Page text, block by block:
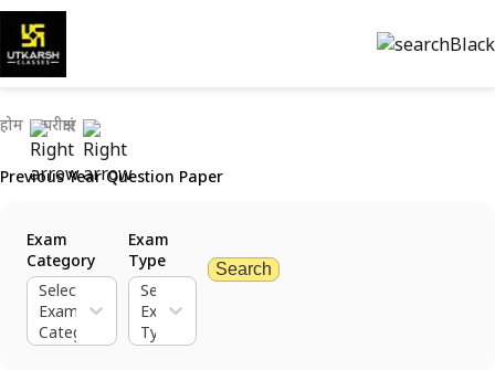
होम परीक्षाएं
Previous Year Question Paper
Exam
Category
Select
Exam
Category
Exam
Type
Select
Exam
Type
Search